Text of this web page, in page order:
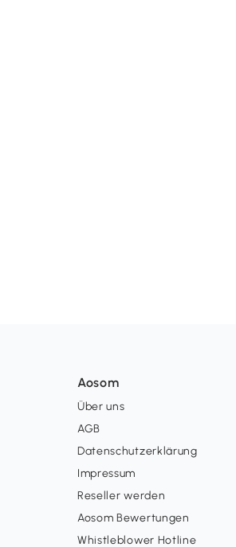
Aosom
Über uns
AGB
Datenschutzerklärung
Impressum
Reseller werden
Aosom Bewertungen
Whistleblower Hotline